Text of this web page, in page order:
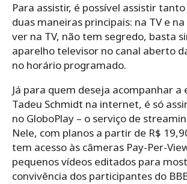
Para assistir, é possível assistir
duas maneiras principais: na TV e
ver na TV, não tem segredo, basta
aparelho televisor no canal aberto
no horário programado.
Já para quem deseja acompanhar a
Tadeu Schmidt na internet, é só
no GloboPlay – o serviço de
Nele, com planos a partir de R$
tem acesso às câmeras Pay-Per-
pequenos vídeos editados para
convivência dos participantes do